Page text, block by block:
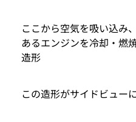
ここから空気を吸い込み
あるエンジンを冷却・燃
造形
この造形がサイドビュー